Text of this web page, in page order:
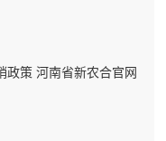
政策 河南省新农合官网